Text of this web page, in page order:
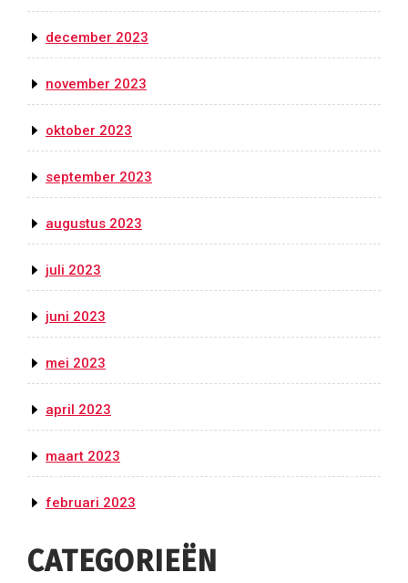
december 2023
november 2023
oktober 2023
september 2023
augustus 2023
juli 2023
juni 2023
mei 2023
april 2023
maart 2023
februari 2023
CATEGORIEËN